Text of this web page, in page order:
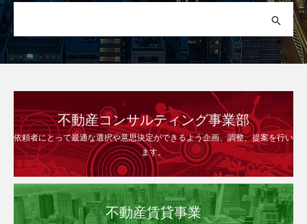
不動産コンサルティング事業部
依頼者にとって最適な選択や意思決定ができるよう企画、調整、提案を行い
ます。
不動産賃貸事業